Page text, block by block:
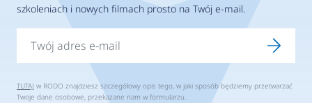
szkoleniach i nowych filmach prosto na Twój e-mail.
TUTAJ w RODO znajdziesz szczegółowy opis tego, w jaki sposób będziemy przetwarzać
Twoje dane osobowe, przekazane nam w formularzu.